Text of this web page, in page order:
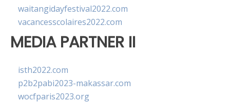
waitangidayfestival2022.com
vacancesscolaires2022.com
MEDIA PARTNER II
isth2022.com
p2b2pabi2023-makassar.com
wocfparis2023.org